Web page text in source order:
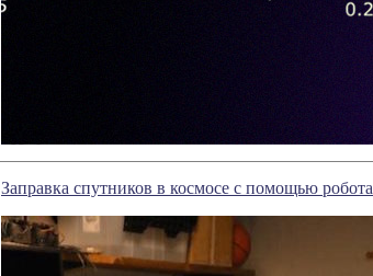
Заправка спутников в космосе с помощью робота